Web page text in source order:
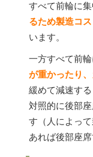
すべて前輪に
るため製造コ
います。
一方すべて前
が重かったり
緩めて減速す
対照的に後部座
す（人によっ
あれば後部座